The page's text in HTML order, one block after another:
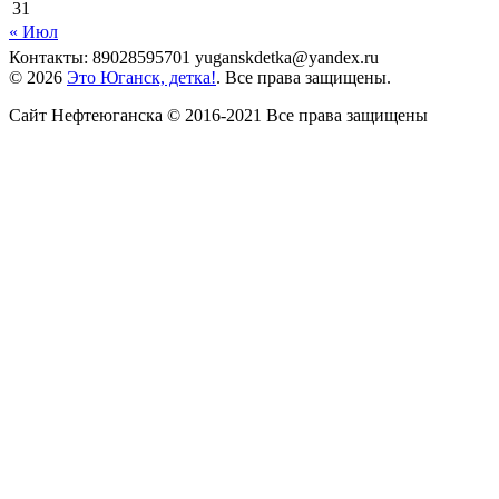
31
« Июл
Контакты: 89028595701 yuganskdetka@yandex.ru
© 2026 Это Юганск, детка!. Все права защищены.
Сайт Нефтеюганска © 2016-2021 Все права защищены